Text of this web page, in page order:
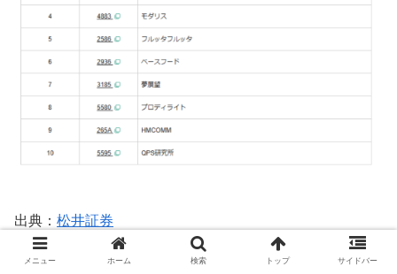
出典： 松井証券
メニュー ホーム 検索 トップ サイドバー